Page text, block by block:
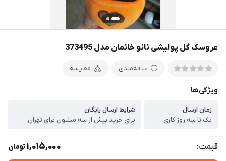
عروسک گل پولیشی نانو خانمان مدل 373495
علاقه‌مندی مقایسه
ویژگی‌ها
زمان ارسال
یک تا سه روز کاری
شرایط ارسال رایگان
برای خرید بیش از سه میلیون برای تهران
قیمت: 1,015,000تومان